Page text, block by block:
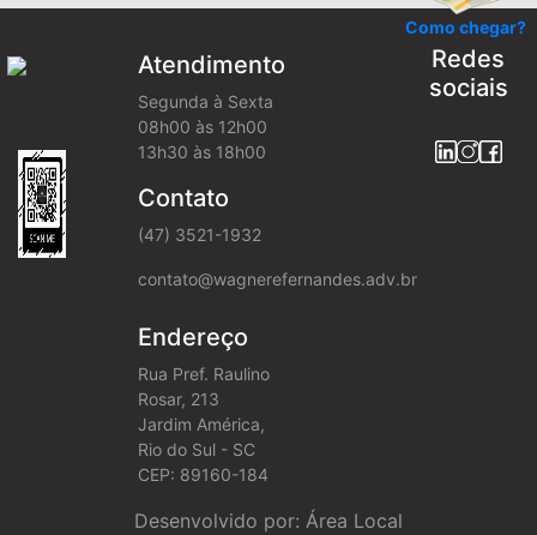
Como chegar?
Atendimento
Segunda à Sexta
08h00 às 12h00
13h30 às 18h00
Contato
(47) 3521-1932
contato@wagnerefernandes.adv.br
Endereço
Rua Pref. Raulino
Rosar, 213
Jardim América,
Rio do Sul - SC
CEP: 89160-184
Redes
sociais
Desenvolvido por: Área Local